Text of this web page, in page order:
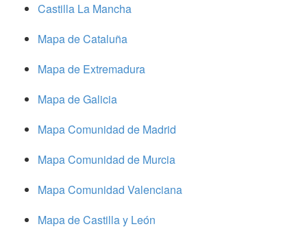
Castilla La Mancha
Mapa de Cataluña
Mapa de Extremadura
Mapa de Galicia
Mapa Comunidad de Madrid
Mapa Comunidad de Murcia
Mapa Comunidad Valenciana
Mapa de Castilla y León